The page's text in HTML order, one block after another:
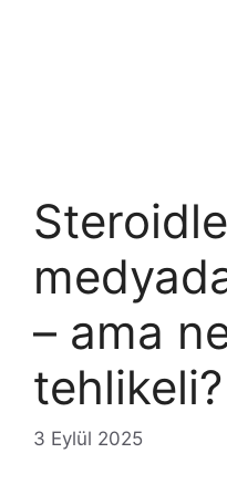
– ama
tehlikeli?
3 Eylül 2025